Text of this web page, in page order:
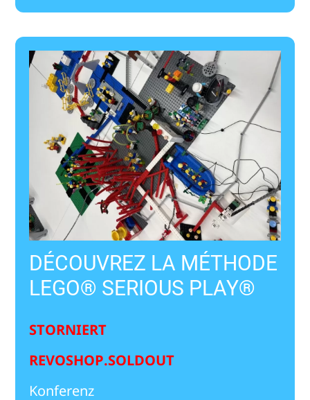
DÉCOUVREZ LA MÉTHODE
LEGO® SERIOUS PLAY®
STORNIERT
REVOSHOP.SOLDOUT
Konferenz